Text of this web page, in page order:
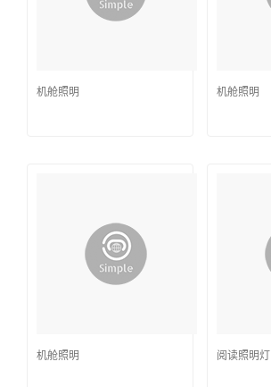
机舱照明 机舱照明
机舱照明 阅读照明灯